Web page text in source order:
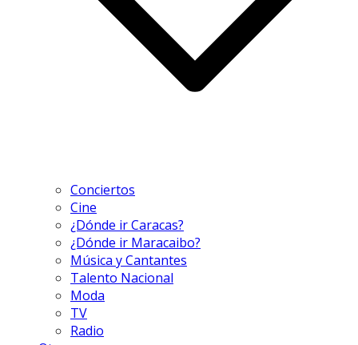
Conciertos
Cine
¿Dónde ir Caracas?
¿Dónde ir Maracaibo?
Música y Cantantes
Talento Nacional
Moda
TV
Radio